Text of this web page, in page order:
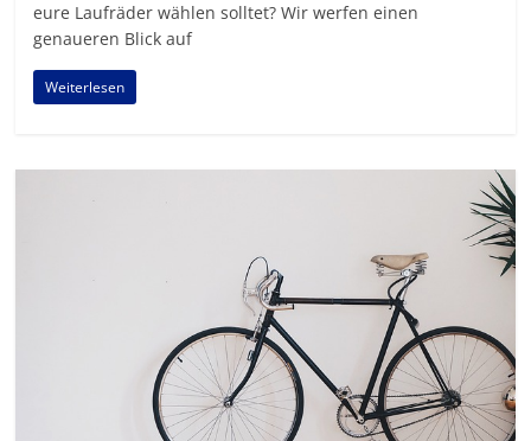
eure Laufräder wählen solltet? Wir werfen einen
genaueren Blick auf
Weiterlesen